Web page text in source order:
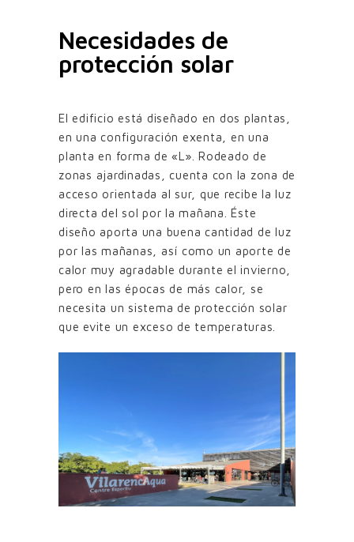
Necesidades de
protección solar
El edificio está diseñado en dos plantas,
en una configuración exenta, en una
planta en forma de «L». Rodeado de
zonas ajardinadas, cuenta con la zona de
acceso orientada al sur, que recibe la luz
directa del sol por la mañana. Éste
diseño aporta una buena cantidad de luz
por las mañanas, así como un aporte de
calor muy agradable durante el invierno,
pero en las épocas de más calor, se
necesita un sistema de protección solar
que evite un exceso de temperaturas.